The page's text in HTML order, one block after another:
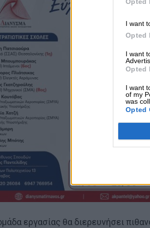
I want
Opted
I want
Opted
I want
of my
was
Opted
εργασίας θα διερευνήσει